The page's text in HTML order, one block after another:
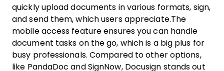
quickly upload documents in various formats, sign,
and send them, which users appreciate.The
mobile access feature ensures you can handle
document tasks on the go, which is a big plus for
busy professionals. Compared to other options,
like PandaDoc and SignNow, Docusign stands out